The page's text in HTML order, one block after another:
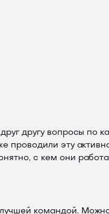
другу вопросы по
проводили эту
с кем они
командой. Можно